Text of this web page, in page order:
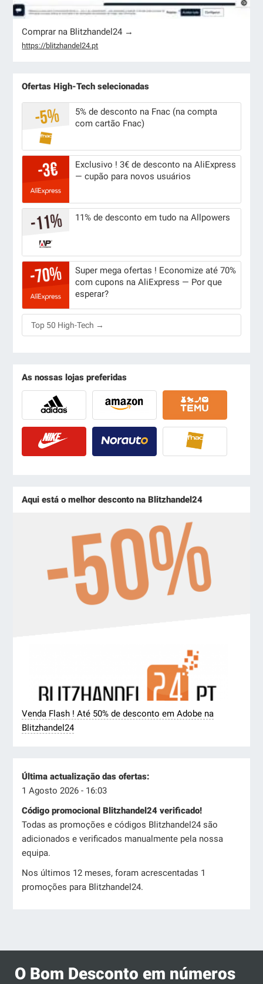
Comprar na Blitzhandel24 →
https://blitzhandel24.pt
Ofertas High-Tech selecionadas
5% de desconto na Fnac (na compta
com cartão Fnac)
Exclusivo ! 3€ de desconto na AliExpress
— cupão para novos usuários
11% de desconto em tudo na Allpowers
Super mega ofertas ! Economize até 70%
com cupons na AliExpress — Por que
esperar?
Top 50 High-Tech →
As nossas lojas preferidas
Aqui está o melhor desconto na Blitzhandel24
Venda Flash ! Até 50% de desconto em Adobe na
Blitzhandel24
Última actualização das ofertas:
1 Agosto 2026 - 16:03
Código promocional Blitzhandel24 verificado!
Todas as promoções e códigos Blitzhandel24 são
adicionados e verificados manualmente pela nossa
equipa.
Nos últimos 12 meses, foram acrescentadas 1
promoções para Blitzhandel24.
O Bom Desconto em números